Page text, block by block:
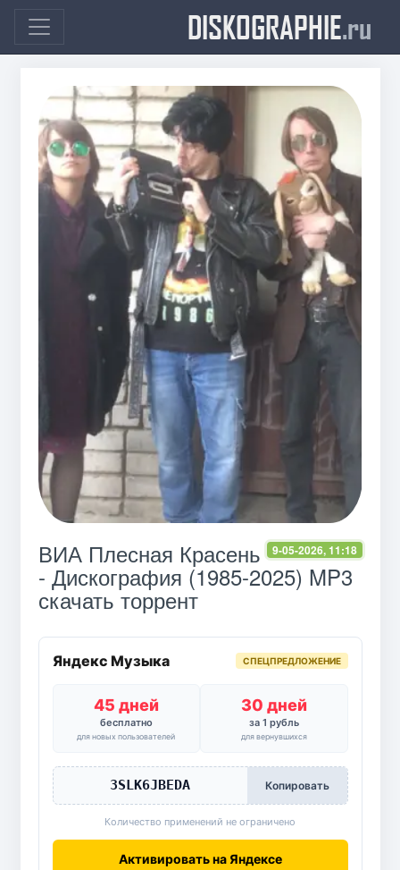
DISKOGRAPHIE.ru
9-05-2026, 11:18
ВИА Плесная Красень
- Дискография (1985-2025) MP3
скачать торрент
Яндекс Музыка СПЕЦПРЕДЛОЖЕНИЕ
45 дней
бесплатно
для новых пользователей
30 дней
за 1 рубль
для вернувшихся
3SLK6JBEDA Копировать
Количество применений не ограничено
Активировать на Яндексе